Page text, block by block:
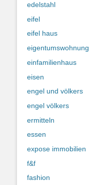
edelstahl
eifel
eifel haus
eigentumswohnung
einfamilienhaus
eisen
engel und völkers
engel völkers
ermitteln
essen
expose immobilien
f&f
fashion